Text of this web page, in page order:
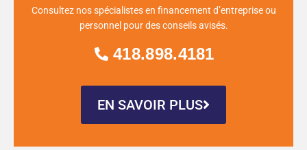
Consultez nos spécialistes en financement d’entreprise ou
personnel pour des conseils avisés.
418.898.4181
EN SAVOIR PLUS